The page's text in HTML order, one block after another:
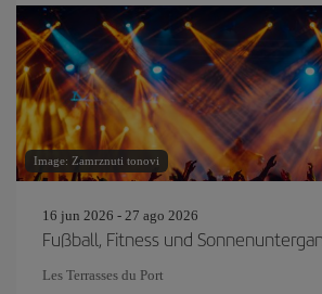
Image: Zamrznuti tonovi
16 jun 2026 - 27 ago 2026
Fußball, Fitness und
Les Terrasses du Port